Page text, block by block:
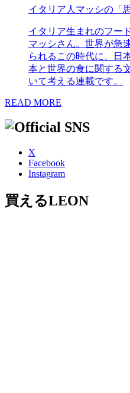
イタリア人マッシの「
イタリア生まれのフー
マッシさん。世界が急
られるこの時代に、日
本と世界の食に関する
いて考える連載です。
READ MORE
X
Facebook
Instagram
買えるLEON